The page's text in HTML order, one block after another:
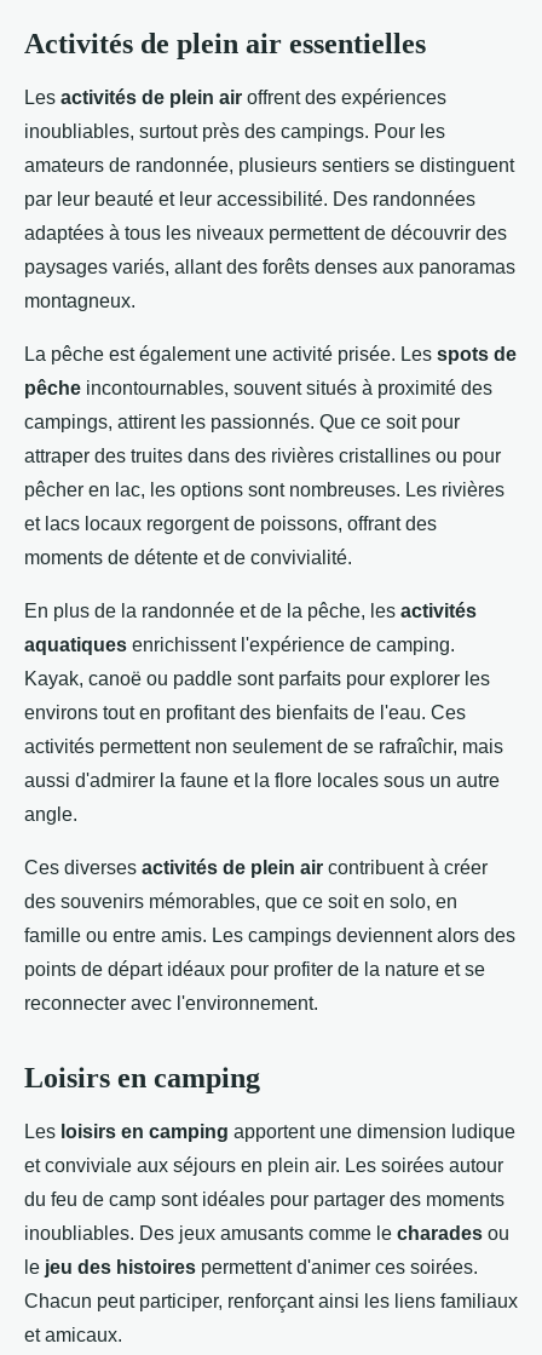
Activités de plein air essentielles
Les activités de plein air offrent des expériences
inoubliables, surtout près des campings. Pour les
amateurs de randonnée, plusieurs sentiers se distinguent
par leur beauté et leur accessibilité. Des randonnées
adaptées à tous les niveaux permettent de découvrir des
paysages variés, allant des forêts denses aux panoramas
montagneux.
La pêche est également une activité prisée. Les spots de
pêche incontournables, souvent situés à proximité des
campings, attirent les passionnés. Que ce soit pour
attraper des truites dans des rivières cristallines ou pour
pêcher en lac, les options sont nombreuses. Les rivières
et lacs locaux regorgent de poissons, offrant des
moments de détente et de convivialité.
En plus de la randonnée et de la pêche, les activités
aquatiques enrichissent l'expérience de camping.
Kayak, canoë ou paddle sont parfaits pour explorer les
environs tout en profitant des bienfaits de l'eau. Ces
activités permettent non seulement de se rafraîchir, mais
aussi d'admirer la faune et la flore locales sous un autre
angle.
Ces diverses activités de plein air contribuent à créer
des souvenirs mémorables, que ce soit en solo, en
famille ou entre amis. Les campings deviennent alors des
points de départ idéaux pour profiter de la nature et se
reconnecter avec l'environnement.
Loisirs en camping
Les loisirs en camping apportent une dimension ludique
et conviviale aux séjours en plein air. Les soirées autour
du feu de camp sont idéales pour partager des moments
inoubliables. Des jeux amusants comme le charades ou
le jeu des histoires permettent d'animer ces soirées.
Chacun peut participer, renforçant ainsi les liens familiaux
et amicaux.